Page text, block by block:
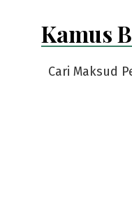
Kamus
Cari Maksud